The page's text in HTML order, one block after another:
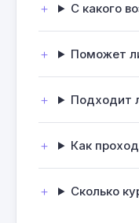
С какого
Поможет
Подходит
Как
Сколько